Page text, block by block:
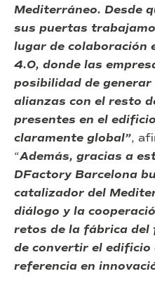
Mediterráneo. Desde
sus puertas
lugar de colaboración
4.0, donde las
posibilidad de
alianzas con el resto
presentes en el
claramente global”,
“Además, gracias a
DFactory Barcelona
catalizador del
diálogo y la
retos de la fábrica
de convertir el edificio
referencia en